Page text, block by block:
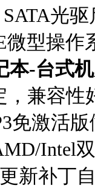
光
微型操
本-台式
，兼容性
免激活
Intel
新补丁